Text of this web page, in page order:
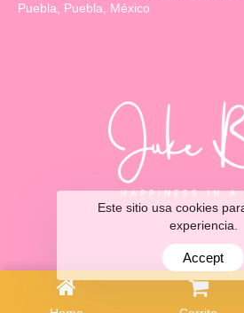
Puebla, Puebla, México
Este sitio usa cookies
experiencia.
Accept